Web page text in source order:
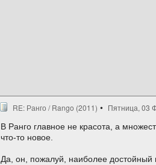
RE: Ранго / Rango (2011) Пятница, 03
В Ранго главное не красота, а
что-то новое.
Да, он, пожалуй, наиболее